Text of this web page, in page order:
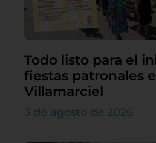
Todo listo para el
fiestas patronales
Villamarciel
3 de agosto de 2026